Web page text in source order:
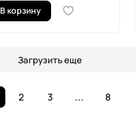
В корзину
Загрузить еще
2 3 ... 8